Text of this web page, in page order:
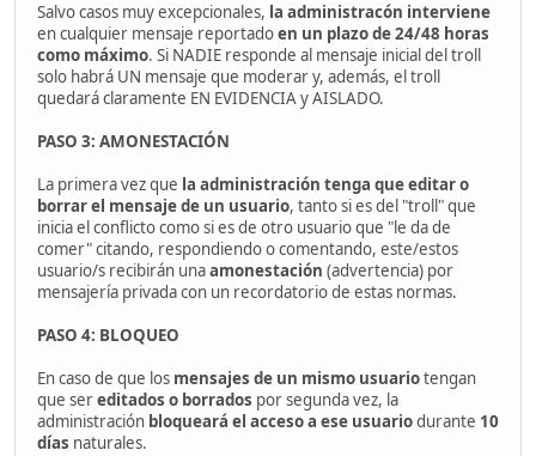
Salvo casos muy excepcionales, la administracón interviene
en cualquier mensaje reportadoen un plazo de 24/48 horas
como máximo. Si NADIE responde al mensaje inicial del troll
solo habrá UN mensaje que moderar y, además, el troll
quedará claramente EN EVIDENCIA y AISLADO.
PASO 3: AMONESTACIÓN
La primera vez que la administración tenga que editar o
borrar el mensaje de un usuario, tanto si es del "troll" que
inicia el conflicto como si es de otro usuario que "le da de
comer" citando, respondiendo o comentando, este/estos
usuario/s recibirán unaamonestación (advertencia) por
mensajería privada con un recordatorio de estas normas.
PASO 4: BLOQUEO
En caso de que los mensajes de un mismo usuariotengan
que sereditados o borrados por segunda vez, la
administración bloqueará el acceso a ese usuariodurante 10
días naturales.